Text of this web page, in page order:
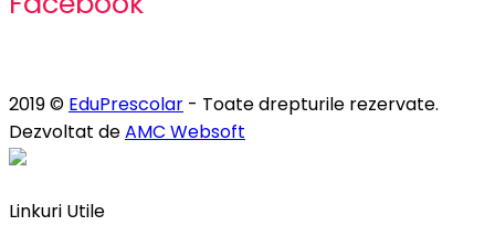
2019 © EduPrescolar - Toate drepturile rezervate.
Dezvoltat deAMC Websoft
Linkuri Utile